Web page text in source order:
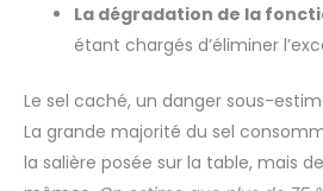
La dégradation de la
étant chargés d’éliminer
Le sel caché, un danger sous-
La grande majorité du sel
la salière posée sur la table, mais